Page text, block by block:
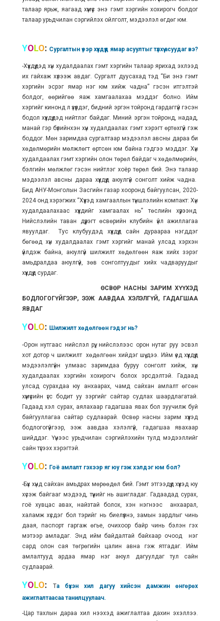
талаар ярьж, яагаад хүмүүс энэ гэмт хэргийн хохирогч болдог
талаар урьдчилан сэргийлэх ойлголт, мэдээлэл өгдөг юм.
YOLO: Сургалтын үеэр хүүхдүүд ямар асуултыг түлхүү асуудаг вэ?
-Хүүхдүүдэд хүн худалдаалах гэмт хэргийн талаар ярихад эхлээд
их гайхаж хүлээж авдаг. Сургалт дуусахад тэд “Би энэ гэмт
хэргийн эсрэг ямар нэг юм хийж чадна” гэсэн итгэлтэй
болдог, өөрийгөө яаж хамгаалахаа мэддэг болно. Ийм
хэргийг кинонд л үзүүлдэг, бидний эргэн тойронд гардаггүй гэсэн
бодол хүүхдүүдэд нийтлэг байдаг. Миний эргэн тойронд, надад,
манай гэр бүлийнхэн хүн худалдаалах гэмт хэрэгт өртөхгүй гэж
боддог. Мөн заримдаа сургалтаар мэдээлэл авсны дараа би
хөдөлмөрийн мөлжлөгт өртсөн юм байна гэдгээ мэддэг. Хүн
худалдаалах гэмт хэргийн олон төрөл байдаг ч хөдөлмөрийн,
бэлгийн мөлжлөг гэсэн нийтлэг хоёр төрөл бий. Энэ талаар
мэдээлэл авсны дараа хүүхдүүд аюулгүй сонголт хийж чадна.
Бид АНУ-Монголын Засгийн газар хооронд байгуулсан, 2020-
2024 онд хэрэгжих “Хүүхэд хамгааллын түншлэлийн компакт: Хүн
худалдаалахаас хүүхдийг хамгаалах нь” төслийн хүрээнд
Нийслэлийн таван дүүрэгт өсвөрийн клубийн үйл ажиллагаа
явуулдаг. Тус клубуудэд хүүхдүүд сайн дураараа нэгддэг
бөгөөд хүн худалдаалах гэмт хэргийг манай улсад хэрхэн
үйлдэж байна, аюулгүй шилжилт хөдөлгөөн яаж хийх зэрэг
амьдралдаа аюулгүй, зөв сонголтуудыг хийх чадваруудыг
хүүхдүүд сурдаг.
ӨСВӨР НАСНЫ ЗАРИМ ХҮҮХЭД
БОДЛОГОГҮЙГЭЭР, ЭЭЖ ААВДАА ХЭЛЭЛГҮЙ, ГАДАГШАА
ЯВДАГ
YOLO: Шилжилт хөдөлгөөн гэдэг нь?
-Орон нутгаас нийслэл рүү, нийслэлээс орон нутаг руу эсвэл
хот дотор ч шилжилт хөдөлгөөн хийдэг шүү дээ. Ийм үед хүүхдүүд
мэдээлэлгүйн улмаас заримдаа буруу сонголт хийж, хүн
худалдаалах хэргийн хохирогч болох эрсдэлтэй. Гадаад
улсад сурахдаа юу анхаарах, чамд сайхан амлалт өгсөн
хүмүүсийн үгс бодит уу зэргийг сайтар судлах шаардлагатай.
Гадаад хэл сурах, аялахаар гадагшаа явах бол зуучилж буй
байгууллагаа сайтар судлаарай. Өсвөр насны зарим хүүхэд
бодлогогүйгээр, ээж аавдаа хэлэлгүй, гадагшаа явахаар
шийддэг. Үүнээс урьдчилан сэргийлэхийн тулд мэдээллийг
сайн түгээх хэрэгтэй.
YOLO: Гоё амлалт гэхээр яг юу гэж хэлдэг юм бол?
-Бүх хүнд сайхан амьдрах мөрөөдөл бий. Гэмт этгээдүүд хүүхэд юу
хүсэж байгааг мэдээд, түүнийг нь ашигладаг. Гадаадад сурах,
гоё хувцас авах, найзтай болох, хэн нэгнээс анхаарал,
халамж хүсдэг бол тэрийг нь биелүүлнэ, замын зардлыг чинь
даая, паспорт гаргаж өгье, очихоор байр чинь бэлэн гэх
мэтээр амладаг. Энд ийм байдалтай байхаар очоод нэг
сард олон сая төгрөгийн цалин авна гэж ятгадаг. Ийм
амлалтууд ардаа ямар нэг аюул дагуулдаг тул сайн
судлаарай.
YOLO: Та бүхэн хил дагуу хийсэн дамжин өнгөрөх
ажиглалтаасаа танилцуулаач.
-Цар тахлын дараа хил нээхэд ажиглалтаа дахин эхэллээ.